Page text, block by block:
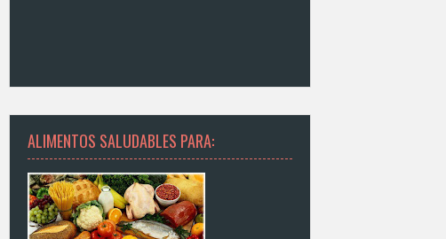
ALIMENTOS SALUDABLES PARA: